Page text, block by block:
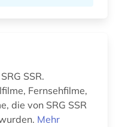
SSR.
Fernsehfilme,
die von SRG SSR
Mehr